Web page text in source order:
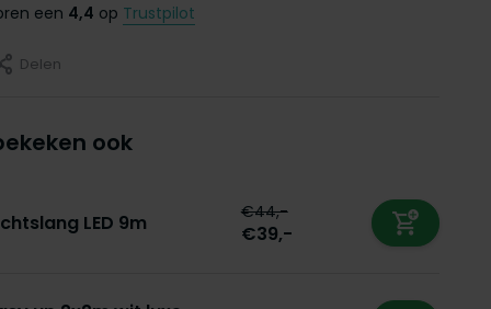
een 4,4 op Trustpilot
Delen
ook
LED 9m €44,-
€39,-